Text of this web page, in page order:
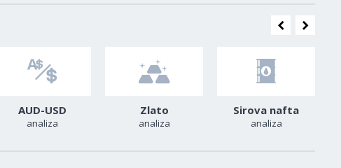
AUD-USD
analiza
Zlato
analiza
Sirova nafta
analiza